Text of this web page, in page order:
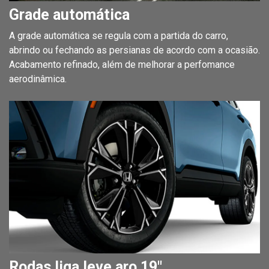
Grade automática
A grade automática se regula com a partida do carro,
abrindo ou fechando as persianas de acordo com a ocasião.
Acabamento refinado, além de melhorar a perfomance
aerodinâmica.